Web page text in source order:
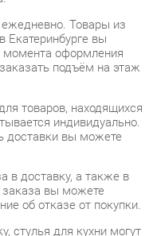
индивидуально.
вы можете
а также в
об отказе от покупки.
для кухни могут
Если Вы заметили
деталь.
.
некоторые модели – 2